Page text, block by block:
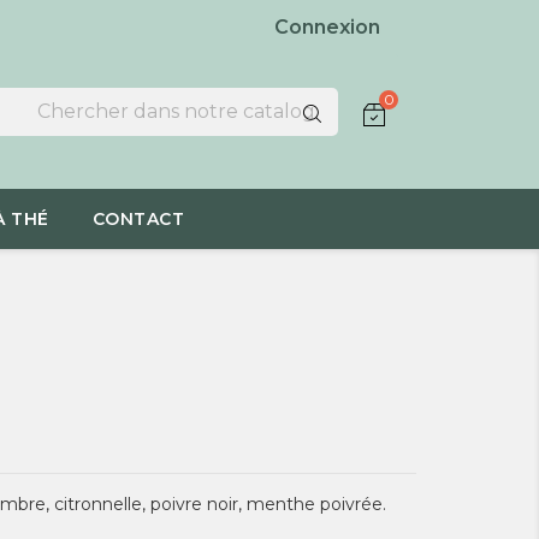
Connexion
0
THÉ CONTACT
citronnelle, poivre noir, menthe poivrée.